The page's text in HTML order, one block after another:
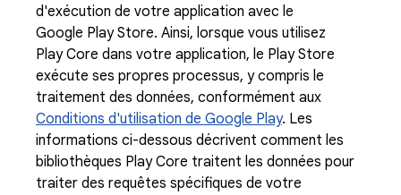
d'exécution de votre application avec le
Google Play Store. Ainsi, lorsque vous utilisez
Play Core dans votre application, le Play Store
exécute ses propres processus, y compris le
traitement des données, conformément aux
Conditions d'utilisation de Google Play. Les
informations ci-dessous décrivent comment les
bibliothèques Play Core traitent les données pour
traiter des requêtes spécifiques de votre